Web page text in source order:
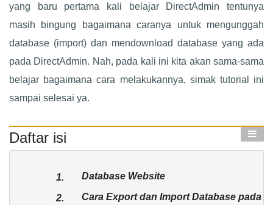
yang baru pertama kali belajar DirectAdmin tentunya
masih bingung bagaimana caranya untuk mengunggah
database (import) dan mendownload database yang ada
pada DirectAdmin. Nah, pada kali ini kita akan sama-sama
belajar bagaimana cara melakukannya, simak tutorial ini
sampai selesai ya.
Daftar isi
1. Database Website
2.
Cara Export dan Import Database pada